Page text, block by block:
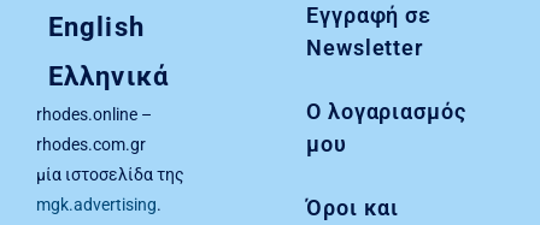
English
Ελληνικά
rhodes.online –
rhodes.com.gr
μία ιστοσελίδα της
mgk.advertising.
Εγγραφή σε
Newsletter
Ο λογαριασμός
μου
Όροι και